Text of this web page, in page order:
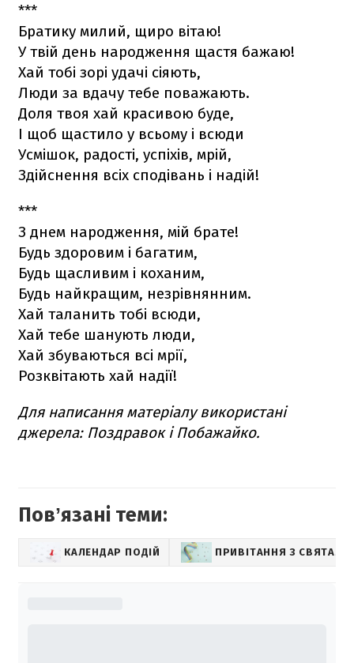
***
Братику милий, щиро вітаю!
У твій день народження щастя бажаю!
Хай тобі зорі удачі сіяють,
Люди за вдачу тебе поважають.
Доля твоя хай красивою буде,
І щоб щастило у всьому і всюди
Усмішок, радості, успіхів, мрій,
Здійснення всіх сподівань і надій!
***
З днем народження, мій брате!
Будь здоровим і багатим,
Будь щасливим і коханим,
Будь найкращим, незрівнянним.
Хай таланить тобі всюди,
Хай тебе шанують люди,
Хай збуваються всі мрії,
Розквітають хай надії!
Для написання матеріалу використані
джерела: Поздравок і Побажайко.
Повʼязані теми:
КАЛЕНДАР ПОДІЙ ПРИВІТАННЯ З